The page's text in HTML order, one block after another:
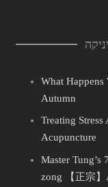
What
Autumn
Treating
Acupuncture
Master
zong 【正宗】